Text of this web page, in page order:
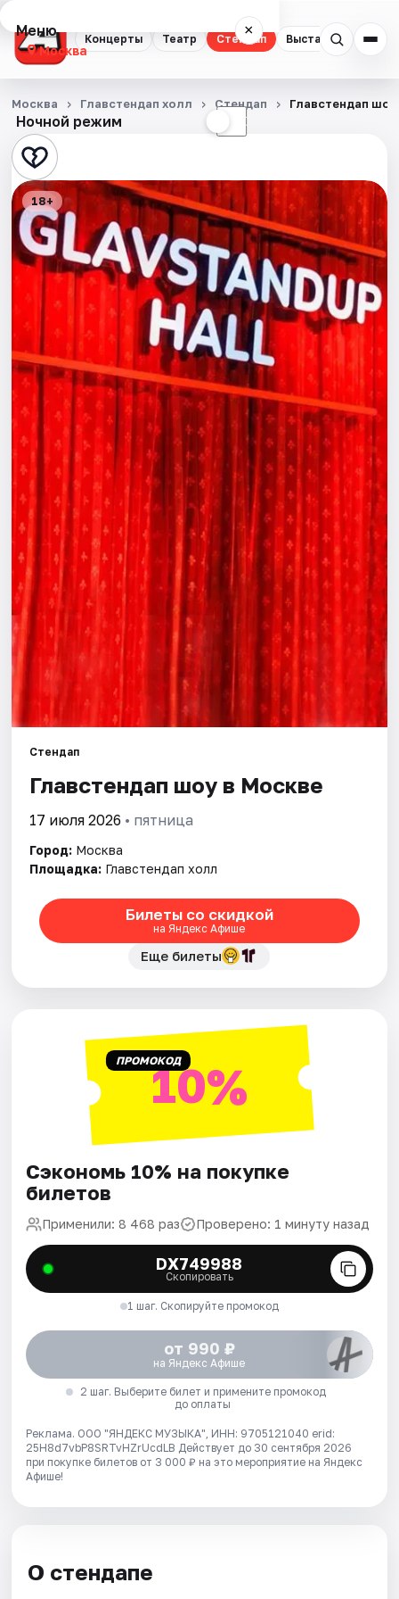
Концерты Театр Стендап Выставки
Меню ×
Москва
Концерты
Театр
Стендап
Выставки
Квесты
Экскурсии
Спорт
События
Города
Площадки
Артисты
Рейтинги
Ночной режим ☾
Москва Главстендап холл Стендап Главстендап шоу
18+
Стендап
Главстендап шоу в Москве
17 июля 2026 • пятница
Город: Москва
Площадка: Главстендап холл
Билеты со скидкой
на Яндекс Афише
Еще билеты
ПРОМОКОД10%
Сэкономь 10% на покупке
билетов
Применили: 8 468 раз Проверено: 1 минуту назад
DX749988
Скопировать
1 шаг. Скопируйте промокод
от 990 ₽
на Яндекс Афише
2 шаг. Выберите билет и примените промокод
до оплаты
Реклама. ООО "ЯНДЕКС МУЗЫКА", ИНН: 9705121040 erid:
25H8d7vbP8SRTvHZrUcdLB Действует до 30 сентября 2026
при покупке билетов от 3 000 ₽ на это мероприятие на Яндекс
Афише!
О стендапе